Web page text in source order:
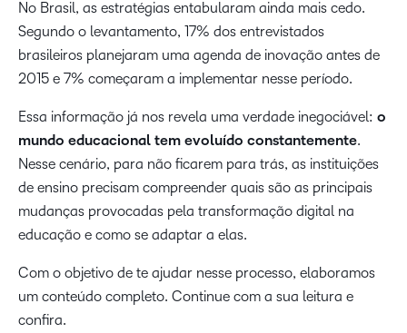
No Brasil, as estratégias entabularam ainda mais cedo.
Segundo o levantamento, 17% dos entrevistados
brasileiros planejaram uma agenda de inovação antes de
2015 e 7% começaram a implementar nesse período.
Essa informação já nos revela uma verdade inegociável: o
mundo educacional tem evoluído constantemente.
Nesse cenário, para não ficarem para trás, as instituições
de ensino precisam compreender quais são as principais
mudanças provocadas pela transformação digital na
educação e como se adaptar a elas.
Com o objetivo de te ajudar nesse processo, elaboramos
um conteúdo completo. Continue com a sua leitura e
confira.